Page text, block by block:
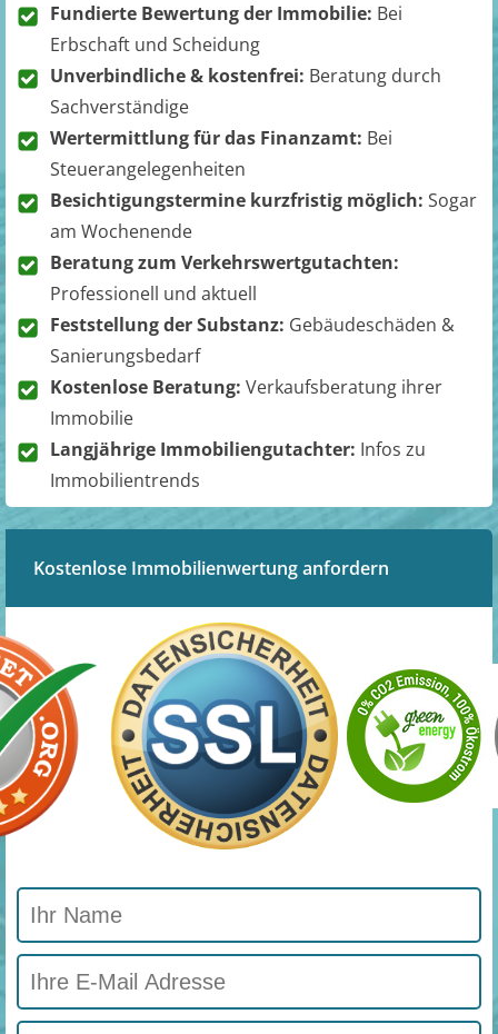
Fundierte Bewertung der Immobilie: Bei
Erbschaft und Scheidung
Unverbindliche & kostenfrei: Beratung durch
Sachverständige
Wertermittlung für das Finanzamt: Bei
Steuerangelegenheiten
Besichtigungstermine kurzfristig möglich: Sogar
am Wochenende
Beratung zum Verkehrswertgutachten:
Professionell und aktuell
Feststellung der Substanz: Gebäudeschäden &
Sanierungsbedarf
Kostenlose Beratung: Verkaufsberatung ihrer
Immobilie
Langjährige Immobiliengutachter: Infos zu
Immobilientrends
Kostenlose Immobilienwertung anfordern